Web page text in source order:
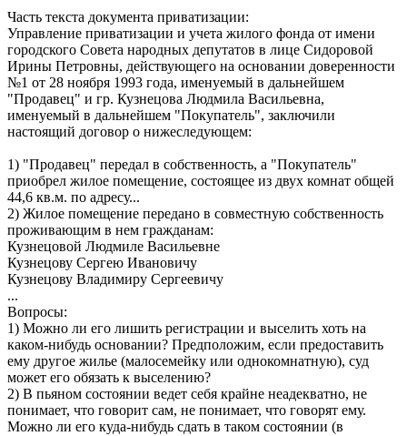
Часть текста документа приватизации:
Управление приватизации и учета жилого фонда от имени
городского Совета народных депутатов в лице Сидоровой
Ирины Петровны, действующего на основании доверенности
№1 от 28 ноября 1993 года, именуемый в дальнейшем
"Продавец" и гр. Кузнецова Людмила Васильевна,
именуемый в дальнейшем "Покупатель", заключили
настоящий договор о нижеследующем:
1) "Продавец" передал в собственность, а "Покупатель"
приобрел жилое помещение, состоящее из двух комнат общей
44,6 кв.м. по адресу...
2) Жилое помещение передано в совместную собственность
проживающим в нем гражданам:
Кузнецовой Людмиле Васильевне
Кузнецову Сергею Ивановичу
Кузнецову Владимиру Сергеевичу
...
Вопросы:
1) Можно ли его лишить регистрации и выселить хоть на
каком-нибудь основании? Предположим, если предоставить
ему другое жилье (малосемейку или однокомнатную), суд
может его обязать к выселению?
2) В пьяном состоянии ведет себя крайне неадекватно, не
понимает, что говорит сам, не понимает, что говорят ему.
Можно ли его куда-нибудь сдать в таком состоянии (в